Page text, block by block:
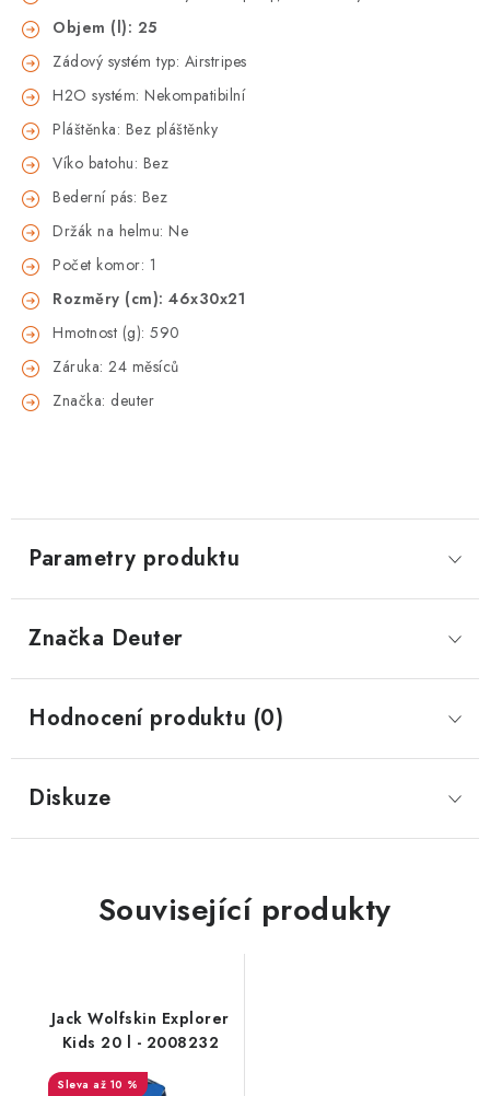
Objem (l): 25
Zádový systém typ: Airstripes
H2O systém: Nekompatibilní
Pláštěnka: Bez pláštěnky
Víko batohu: Bez
Bederní pás: Bez
Držák na helmu: Ne
Počet komor: 1
Rozměry (cm): 46x30x21
Hmotnost (g): 590
Záruka: 24 měsíců
Značka: deuter
Parametry produktu
Značka Deuter
Hodnocení produktu (0)
Diskuze
Související produkty
Jack Wolfskin Explorer
Kids 20 l - 2008232
až 10 %